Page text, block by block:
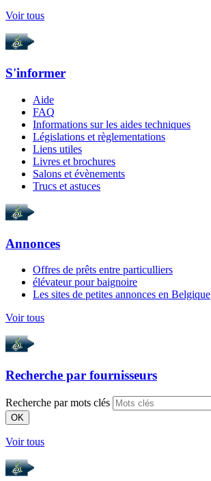
Voir tous
S'informer
Aide
FAQ
Informations sur les aides techniques
Législations et règlementations
Liens utiles
Livres et brochures
Salons et évènements
Trucs et astuces
Annonces
Offres de prêts entre particulliers
élévateur pour baignoire
Les sites de petites annonces en Belgique
Voir tous
Recherche par fournisseurs
Recherche par mots clés
OK
Voir tous